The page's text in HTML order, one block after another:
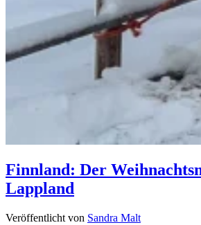
Finnland: Der
Lappland
Veröffentlicht von Sandra Malt